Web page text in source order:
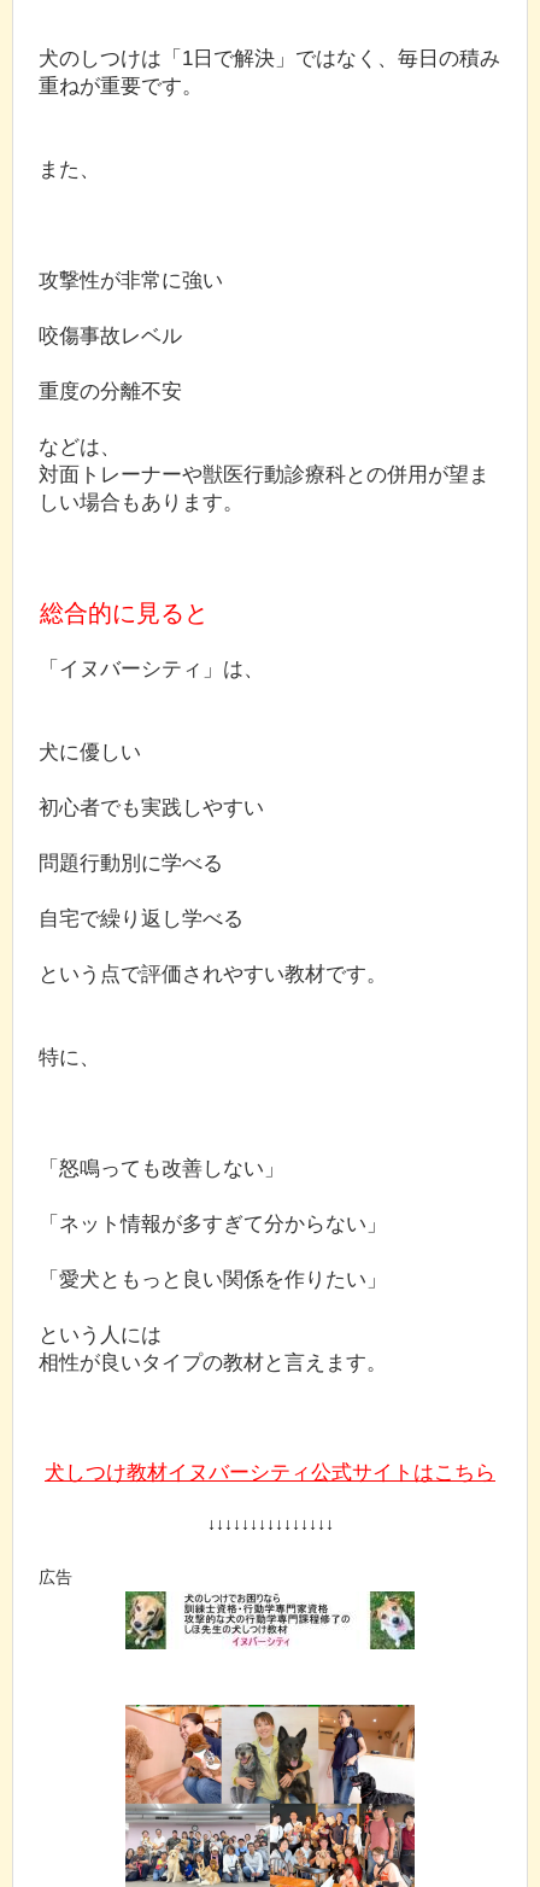
犬のしつけは「1日で解決」ではなく、毎日の積み
重ねが重要です。
また、
攻撃性が非常に強い
咬傷事故レベル
重度の分離不安
などは、
対面トレーナーや獣医行動診療科との併用が望ま
しい場合もあります。
総合的に見ると
「イヌバーシティ」は、
犬に優しい
初心者でも実践しやすい
問題行動別に学べる
自宅で繰り返し学べる
という点で評価されやすい教材です。
特に、
「怒鳴っても改善しない」
「ネット情報が多すぎて分からない」
「愛犬ともっと良い関係を作りたい」
という人には
相性が良いタイプの教材と言えます。
犬しつけ教材イヌバーシティ公式サイトはこちら
↓↓↓↓↓↓↓↓↓↓↓↓↓↓↓
広告